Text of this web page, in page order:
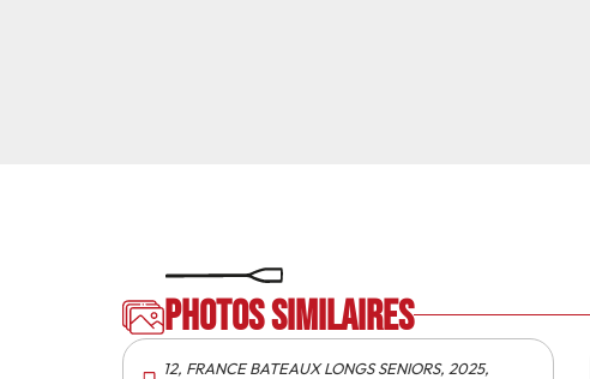
Photos similaires
12, FRANCE BATEAUX LONGS SENIORS, 2025,